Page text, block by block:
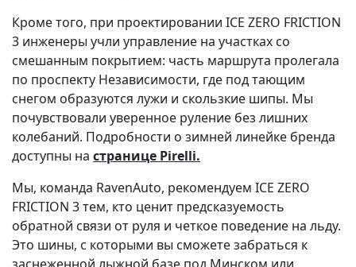
Кроме того, при проектировании ICE ZERO FRICTION
3 инженеры учли управление на участках со
смешанным покрытием: часть маршрута пролегала
по проспекту Независимости, где под тающим
снегом образуются лужи и скользкие шипы. Мы
почувствовали уверенное руление без лишних
колебаний. Подробности о зимней линейке бренда
доступны на странице Pirelli.
Мы, команда RavenAuto, рекомендуем ICE ZERO
FRICTION 3 тем, кто ценит предсказуемость
обратной связи от руля и четкое поведение на льду.
Это шины, с которыми вы сможете забраться к